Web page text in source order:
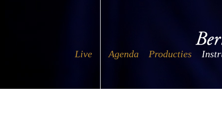
Agenda Producties
Live